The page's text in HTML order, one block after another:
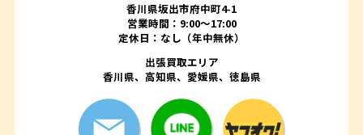
香川県坂出市府中町4-1
営業時間：9:00～17:00
定休日：なし（年中無休）
出張買取エリア
香川県、高知県、愛媛県、徳島県